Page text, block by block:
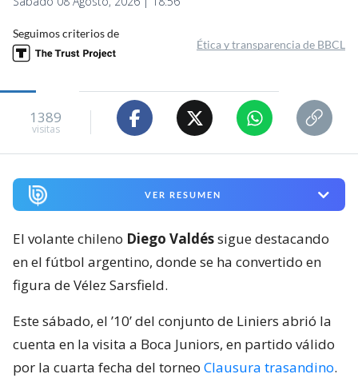
Seguimos criterios de
Ética y transparencia de BBCL
1389
visitas
VER RESUMEN
El volante chileno Diego Valdéssigue destacando
en el fútbol argentino, donde se ha convertido en
figura de Vélez Sarsfield.
Este sábado, el ’10’ del conjunto de Liniers abrió la
cuenta en la visita a Boca Juniors, en partido válido
por la cuarta fecha del torneo Clausura trasandino.